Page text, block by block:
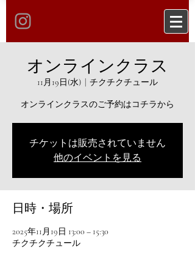
オンラインクラス
11月19日(水) チクチクチュール
オンラインクラスのご予約はコチラから
チケットは販売されていません
他のイベントを見る
日時・場所
2025年11月19日 13:00 – 15:30
チクチクチュール